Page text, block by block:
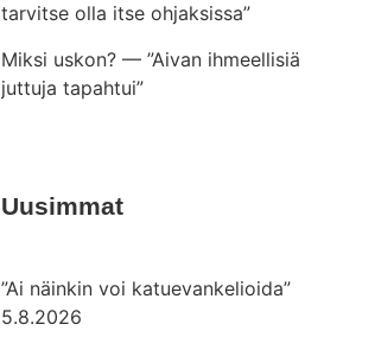
tarvitse olla itse ohjaksissa”
Miksi uskon? — ”Aivan ihmeellisiä
juttuja tapahtui”
Uusimmat
”Ai näinkin voi katuevankelioida”
5.8.2026